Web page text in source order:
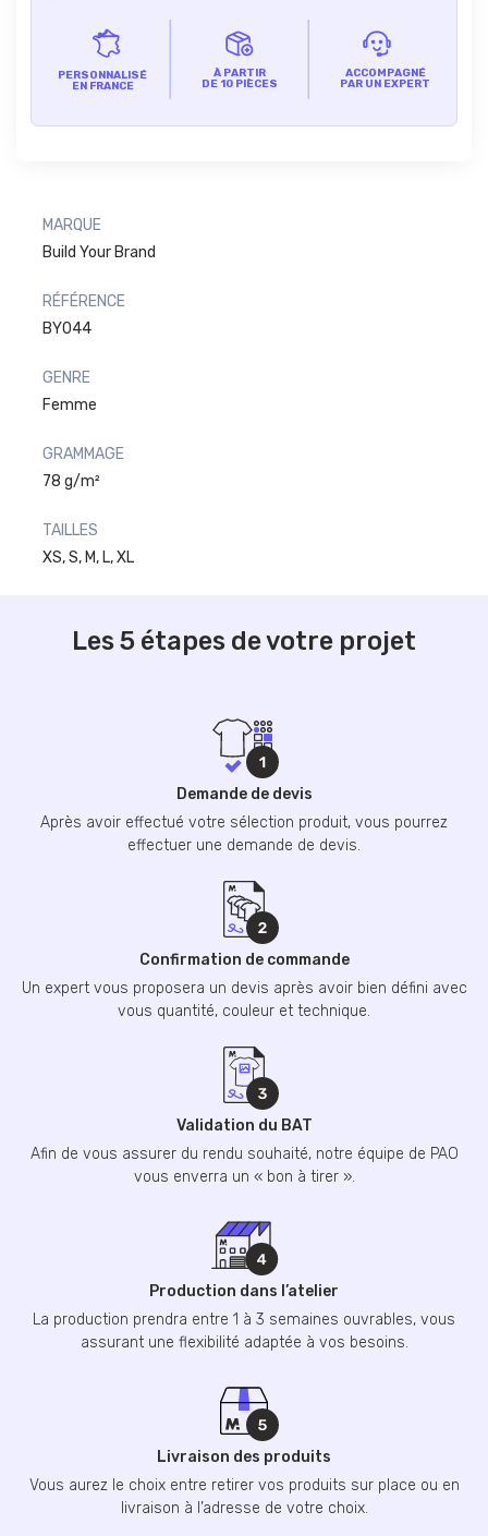
PERSONNALISÉ
EN FRANCE
À PARTIR
DE 10 PIÈCES
ACCOMPAGNÉ
PAR UN EXPERT
MARQUE
Build Your Brand
RÉFÉRENCE
BY044
GENRE
Femme
GRAMMAGE
78 g/m²
TAILLES
XS, S, M, L, XL
Les 5 étapes de votre projet
Demande de devis
Après avoir effectué votre sélection produit, vous pourrez
effectuer une demande de devis.
Confirmation de commande
Un expert vous proposera un devis après avoir bien défini avec
vous quantité, couleur et technique.
Validation du BAT
Afin de vous assurer du rendu souhaité, notre équipe de PAO
vous enverra un « bon à tirer ».
Production dans l’atelier
La production prendra entre 1 à 3 semaines ouvrables, vous
assurant une flexibilité adaptée à vos besoins.
Livraison des produits
Vous aurez le choix entre retirer vos produits sur place ou en
livraison à l’adresse de votre choix.